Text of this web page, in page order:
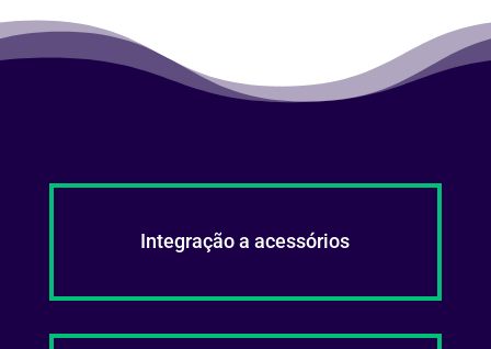
Integração a acessórios